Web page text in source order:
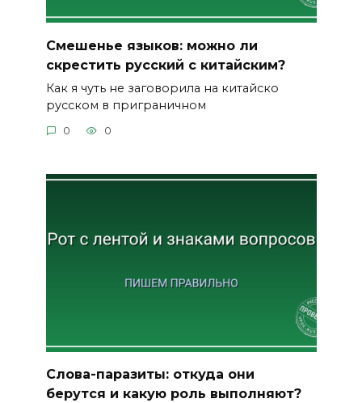
Смешенье языков: можно ли
скрестить русский с китайским?
Как я чуть не заговорила на китайско
русском в приграничном
0 0
Слова-паразиты: откуда они
берутся и какую роль выполняют?